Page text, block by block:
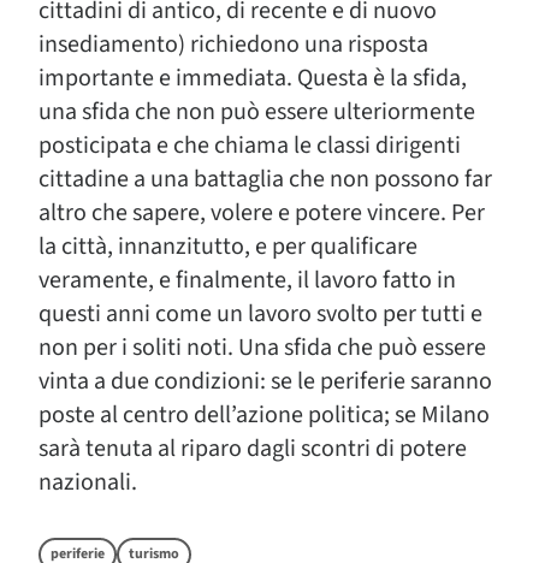
cittadini di antico, di recente e di nuovo
insediamento) richiedono una risposta
importante e immediata. Questa è la sfida,
una sfida che non può essere ulteriormente
posticipata e che chiama le classi dirigenti
cittadine a una battaglia che non possono far
altro che sapere, volere e potere vincere. Per
la città, innanzitutto, e per qualificare
veramente, e finalmente, il lavoro fatto in
questi anni come un lavoro svolto per tutti e
non per i soliti noti. Una sfida che può essere
vinta a due condizioni: se le periferie saranno
poste al centro dell’azione politica; se Milano
sarà tenuta al riparo dagli scontri di potere
nazionali.
periferie turismo